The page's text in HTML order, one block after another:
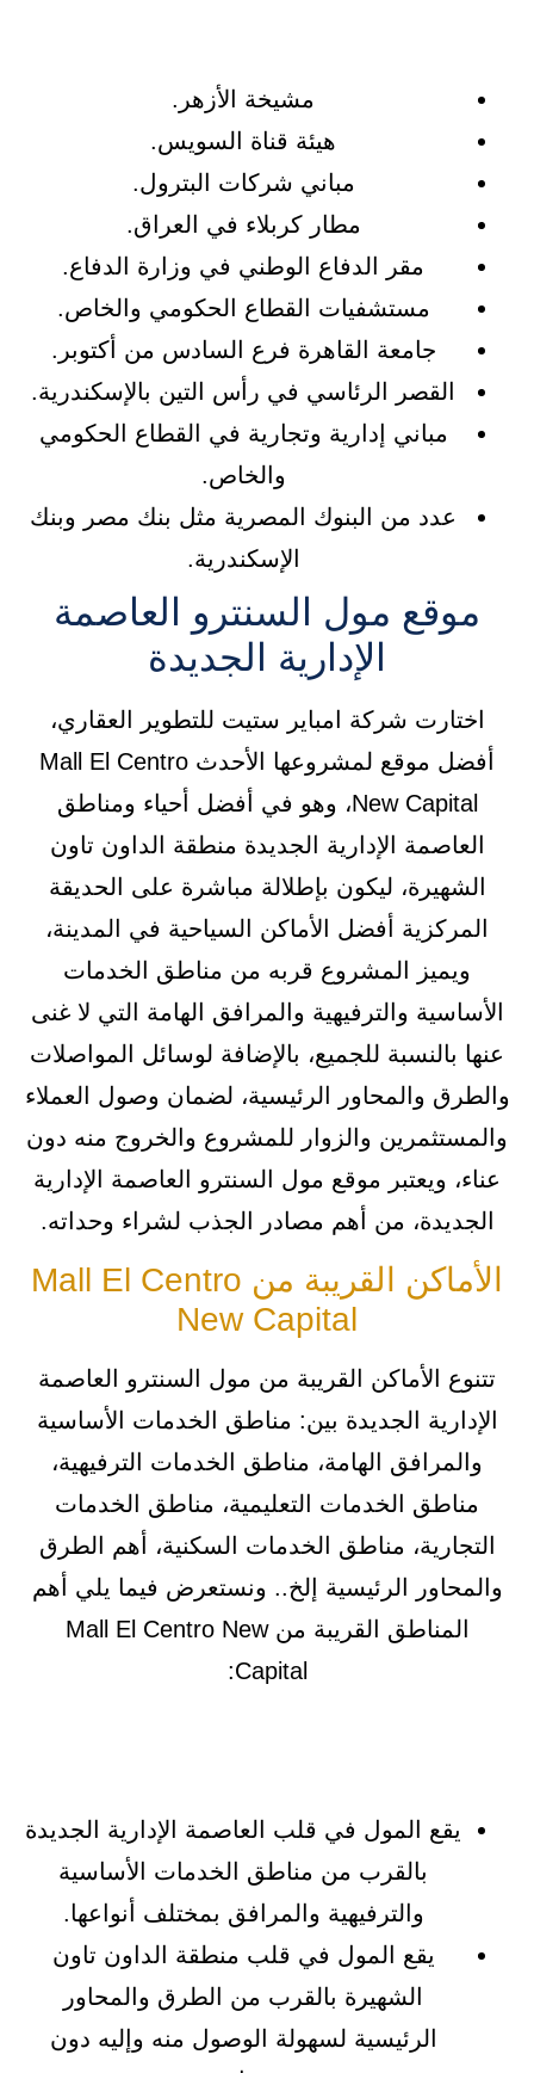
مشيخة الأزهر.
هيئة قناة السويس.
مباني شركات البترول.
مطار كربلاء في العراق.
مقر الدفاع الوطني في وزارة الدفاع.
مستشفيات القطاع الحكومي والخاص.
جامعة القاهرة فرع السادس من أكتوبر.
القصر الرئاسي في رأس التين بالإسكندرية.
مباني إدارية وتجارية في القطاع الحكومي
والخاص.
عدد من البنوك المصرية مثل بنك مصر وبنك
الإسكندرية.
موقع مول السنترو العاصمة
الإدارية الجديدة
اختارت شركة امباير ستيت للتطوير العقاري،
أفضل موقع لمشروعها الأحدث Mall El Centro
New Capital، وهو في أفضل أحياء ومناطق
العاصمة الإدارية الجديدة منطقة الداون تاون
الشهيرة، ليكون بإطلالة مباشرة على الحديقة
المركزية أفضل الأماكن السياحية في المدينة،
ويميز المشروع قربه من مناطق الخدمات
الأساسية والترفيهية والمرافق الهامة التي لا غنى
عنها بالنسبة للجميع، بالإضافة لوسائل المواصلات
والطرق والمحاور الرئيسية، لضمان وصول العملاء
والمستثمرين والزوار للمشروع والخروج منه دون
عناء، ويعتبر موقع مول السنترو العاصمة الإدارية
الجديدة، من أهم مصادر الجذب لشراء وحداته.
الأماكن القريبة من Mall El Centro
New Capital
تتنوع الأماكن القريبة من مول السنترو العاصمة
الإدارية الجديدة بين: مناطق الخدمات الأساسية
والمرافق الهامة، مناطق الخدمات الترفيهية،
مناطق الخدمات التعليمية، مناطق الخدمات
التجارية، مناطق الخدمات السكنية، أهم الطرق
والمحاور الرئيسية إلخ.. ونستعرض فيما يلي أهم
المناطق القريبة من Mall El Centro New
Capital:
يقع المول في قلب العاصمة الإدارية الجديدة
بالقرب من مناطق الخدمات الأساسية
والترفيهية والمرافق بمختلف أنواعها.
يقع المول في قلب منطقة الداون تاون
الشهيرة بالقرب من الطرق والمحاور
الرئيسية لسهولة الوصول منه وإليه دون